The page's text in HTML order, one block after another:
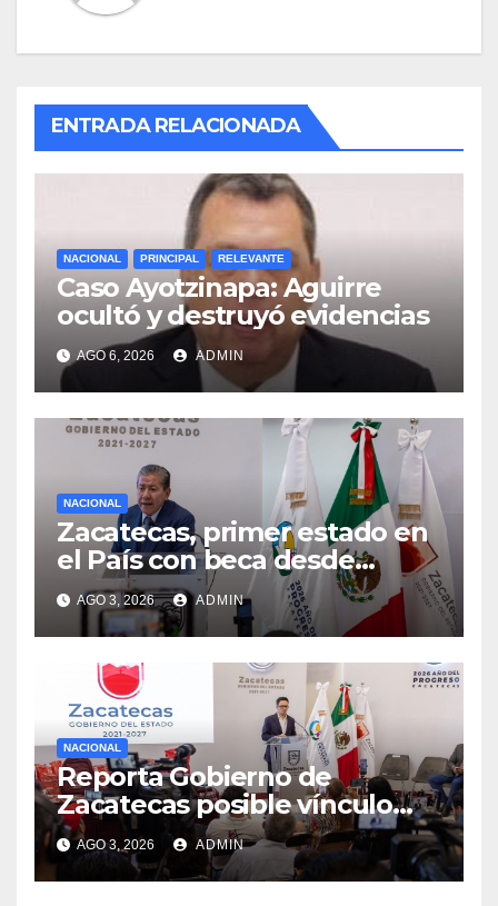
ENTRADA RELACIONADA
NACIONAL PRINCIPAL RELEVANTE
Caso Ayotzinapa: Aguirre
ocultó y destruyó evidencias
AGO 6, 2026 ADMIN
NACIONAL
Zacatecas, primer estado en
el País con beca desde
primaria a formación
profesional: David Monreal
AGO 3, 2026 ADMIN
NACIONAL
Reporta Gobierno de
Zacatecas posible vínculo
entre vehículos utilizados en
Calera y los hechos del 18 de
julio
AGO 3, 2026 ADMIN